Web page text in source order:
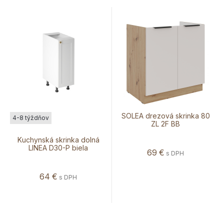
Kuchynská skrinka dolná
LINEA D30-P biela
4-8 týždňov
64 € s DPH
SOLEA drezová skrinka 80
ZL 2F BB
69 € s DPH